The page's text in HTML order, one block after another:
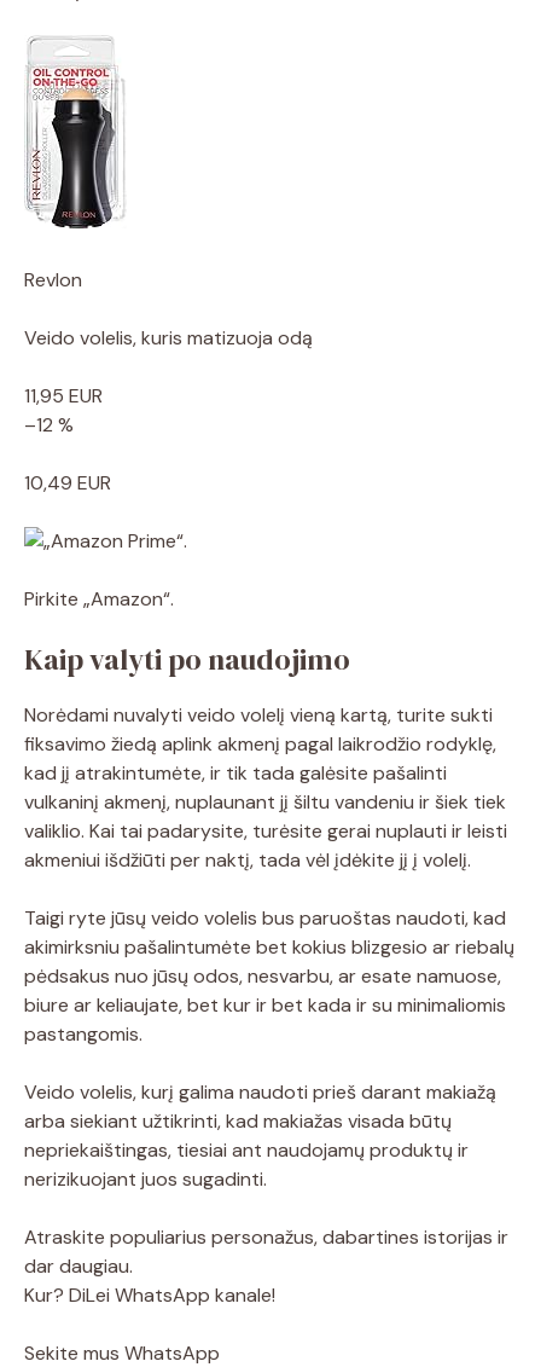
Revlon
Veido volelis, kuris matizuoja odą
11,95 EUR
–12 %
10,49 EUR
Pirkite „Amazon“.
Kaip valyti po naudojimo
Norėdami nuvalyti veido volelį vieną kartą, turite sukti
fiksavimo žiedą aplink akmenį pagal laikrodžio rodyklę,
kad jį atrakintumėte, ir tik tada galėsite pašalinti
vulkaninį akmenį, nuplaunant jį šiltu vandeniu ir šiek tiek
valiklio. Kai tai padarysite, turėsite gerai nuplauti ir leisti
akmeniui išdžiūti per naktį, tada vėl įdėkite jį į volelį.
Taigi ryte jūsų veido volelis bus paruoštas naudoti, kad
akimirksniu pašalintumėte bet kokius blizgesio ar riebalų
pėdsakus nuo jūsų odos, nesvarbu, ar esate namuose,
biure ar keliaujate, bet kur ir bet kada ir su minimaliomis
pastangomis.
Veido volelis, kurį galima naudoti prieš darant makiažą
arba siekiant užtikrinti, kad makiažas visada būtų
nepriekaištingas, tiesiai ant naudojamų produktų ir
nerizikuojant juos sugadinti.
Atraskite populiarius personažus, dabartines istorijas ir
dar daugiau.
Kur? DiLei WhatsApp kanale!
Sekite mus WhatsApp